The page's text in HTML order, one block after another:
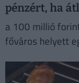
pénzért, ha
a 100 millió
főváros helyett